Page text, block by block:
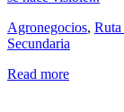
Agronegocios, Ruta
Secundaria
Read more